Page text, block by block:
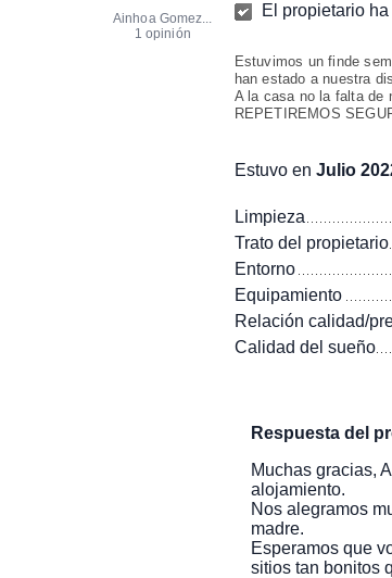
Ainhoa Gomez...
1 opinión
El propietario
Estuvimos un finde
han estado a nuestra
A la casa no la falta de
REPETIREMOS
Estuvo en Julio
Limpieza
Trato del propietario
Entorno
Equipamiento
Relación calidad/
Calidad del sueño
Respuesta del
Muchas gracias,
alojamiento.
Nos alegramos
madre.
Esperamos que
sitios tan bonitos